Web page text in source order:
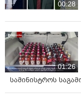
00:28
01:26
სამინისტროს